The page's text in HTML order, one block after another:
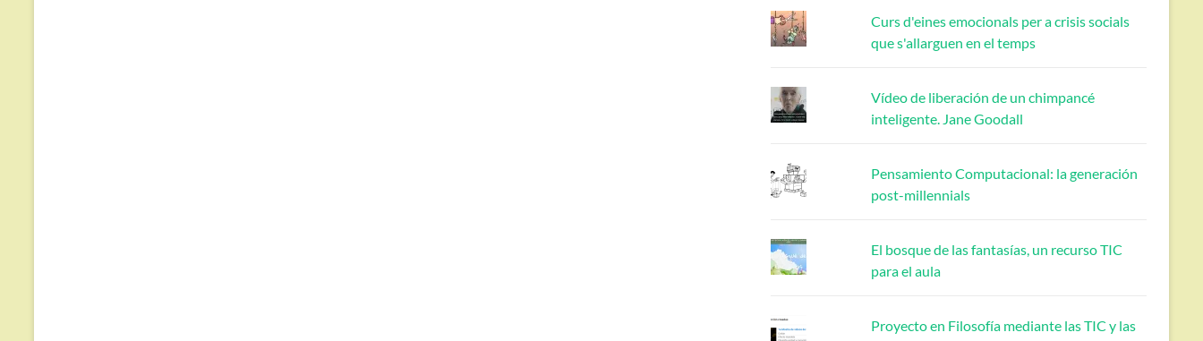
Curs d'eines emocionals per a crisis socials
que s'allarguen en el temps
Vídeo de liberación de un chimpancé
inteligente. Jane Goodall
Pensamiento Computacional: la generación
post-millennials
El bosque de las fantasías, un recurso TIC
para el aula
Proyecto en Filosofía mediante las TIC y las